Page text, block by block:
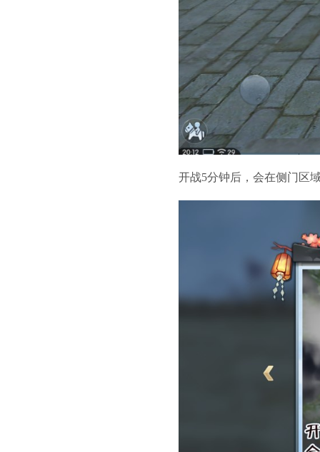
开战5分钟后，会在侧门区